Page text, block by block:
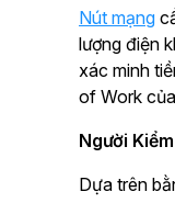
Nút mạng
lượng điện
xác minh
of Work
Người
Dựa trên